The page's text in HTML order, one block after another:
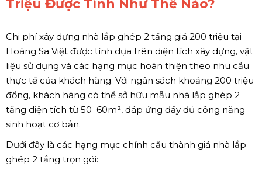
Triệu Được Tính Như Thế Nào?
Chi phí xây dựng nhà lắp ghép 2 tầng giá 200 triệu tại
Hoàng Sa Việt được tính dựa trên diện tích xây dựng, vật
liệu sử dụng và các hạng mục hoàn thiện theo nhu cầu
thực tế của khách hàng. Với ngân sách khoảng 200 triệu
đồng, khách hàng có thể sở hữu mẫu nhà lắp ghép 2
tầng diện tích từ 50–60m², đáp ứng đầy đủ công năng
sinh hoạt cơ bản.
Dưới đây là các hạng mục chính cấu thành giá nhà lắp
ghép 2 tầng trọn gói: